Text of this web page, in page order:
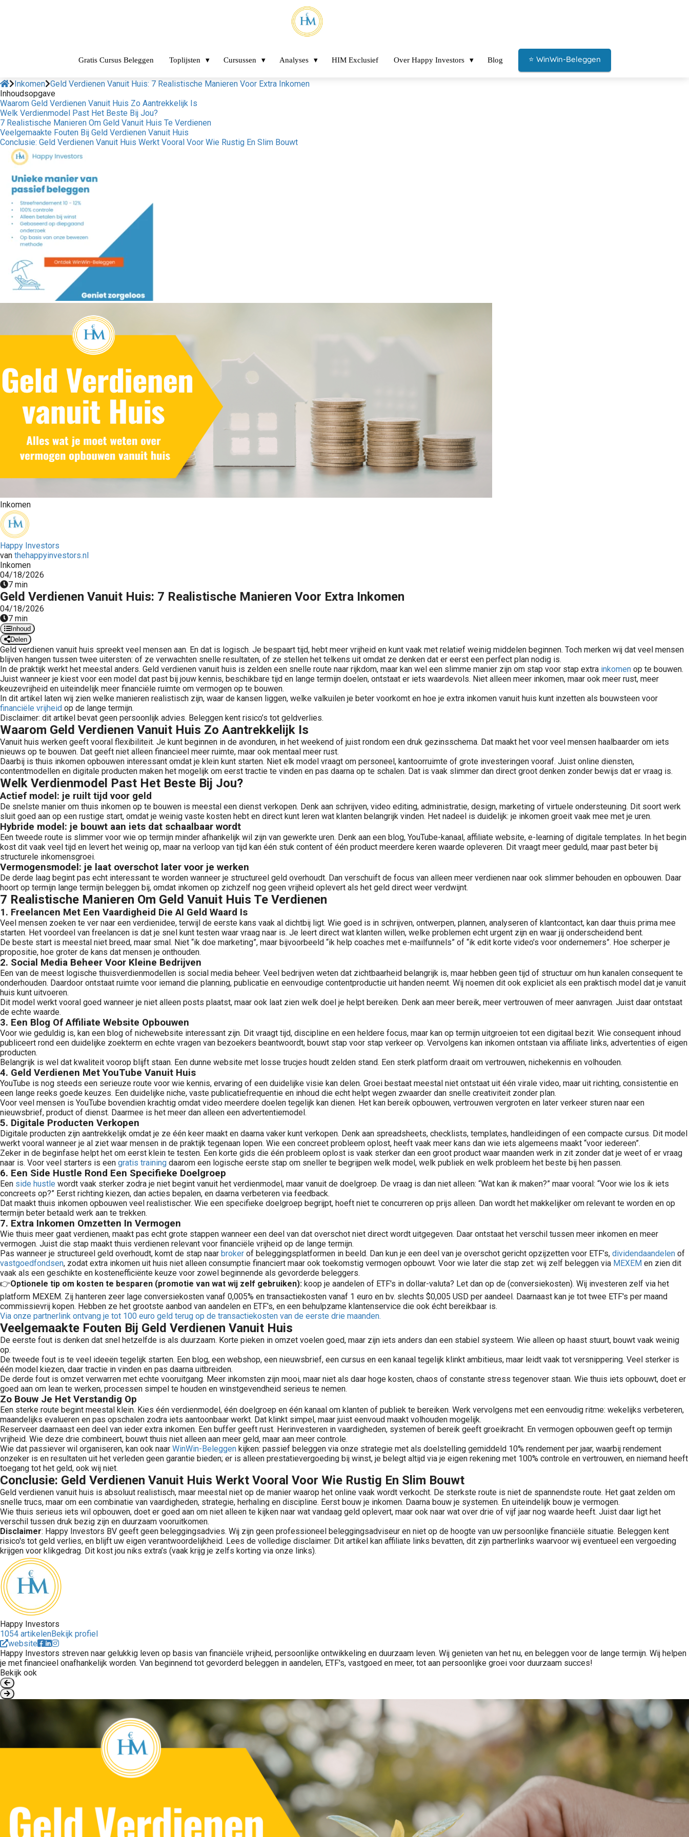
Gratis Cursus Beleggen Toplijsten Cursussen Analyses HIM Exclusief Over Happy Investors Blog ⭐ WinWin-Beleggen
Inkomen Geld Verdienen Vanuit Huis: 7 Realistische Manieren Voor Extra Inkomen
Inhoudsopgave
Waarom Geld Verdienen Vanuit Huis Zo Aantrekkelijk Is
Welk Verdienmodel Past Het Beste Bij Jou?
7 Realistische Manieren Om Geld Vanuit Huis Te Verdienen
Veelgemaakte Fouten Bij Geld Verdienen Vanuit Huis
Conclusie: Geld Verdienen Vanuit Huis Werkt Vooral Voor Wie Rustig En Slim Bouwt
Inkomen
Happy Investors
van thehappyinvestors.nl
Inkomen
04/18/2026
7 min
Geld Verdienen Vanuit Huis: 7 Realistische Manieren Voor Extra Inkomen
04/18/2026
7 min
Inhoud
Delen
Geld verdienen vanuit huis spreekt veel mensen aan. En dat is logisch. Je bespaart tijd, hebt meer vrijheid en kunt vaak met relatief weinig middelen beginnen. Toch merken wij dat veel mensen
blijven hangen tussen twee uitersten: of ze verwachten snelle resultaten, of ze stellen het telkens uit omdat ze denken dat er eerst een perfect plan nodig is.
In de praktijk werkt het meestal anders. Geld verdienen vanuit huis is zelden een snelle route naar rijkdom, maar kan wel een slimme manier zijn om stap voor stap extra inkomen op te bouwen.
Juist wanneer je kiest voor een model dat past bij jouw kennis, beschikbare tijd en lange termijn doelen, ontstaat er iets waardevols. Niet alleen meer inkomen, maar ook meer rust, meer
keuzevrijheid en uiteindelijk meer financiële ruimte om vermogen op te bouwen.
In dit artikel laten wij zien welke manieren realistisch zijn, waar de kansen liggen, welke valkuilen je beter voorkomt en hoe je extra inkomen vanuit huis kunt inzetten als bouwsteen voor
financiële vrijheid op de lange termijn.
Disclaimer: dit artikel bevat geen persoonlijk advies. Beleggen kent risico’s tot geldverlies.
Waarom Geld Verdienen Vanuit Huis Zo Aantrekkelijk Is
Vanuit huis werken geeft vooral flexibiliteit. Je kunt beginnen in de avonduren, in het weekend of juist rondom een druk gezinsschema. Dat maakt het voor veel mensen haalbaarder om iets
nieuws op te bouwen. Dat geeft niet alleen financieel meer ruimte, maar ook mentaal meer rust.
Daarbij is thuis inkomen opbouwen interessant omdat je klein kunt starten. Niet elk model vraagt om personeel, kantoorruimte of grote investeringen vooraf. Juist online diensten,
contentmodellen en digitale producten maken het mogelijk om eerst tractie te vinden en pas daarna op te schalen. Dat is vaak slimmer dan direct groot denken zonder bewijs dat er vraag is.
Welk Verdienmodel Past Het Beste Bij Jou?
Actief model: je ruilt tijd voor geld
De snelste manier om thuis inkomen op te bouwen is meestal een dienst verkopen. Denk aan schrijven, video editing, administratie, design, marketing of virtuele ondersteuning. Dit soort werk
sluit goed aan op een rustige start, omdat je weinig vaste kosten hebt en direct kunt leren wat klanten belangrijk vinden. Het nadeel is duidelijk: je inkomen groeit vaak mee met je uren.
Hybride model: je bouwt aan iets dat schaalbaar wordt
Een tweede route is slimmer voor wie op termijn minder afhankelijk wil zijn van gewerkte uren. Denk aan een blog, YouTube-kanaal, affiliate website, e-learning of digitale templates. In het begin
kost dit vaak veel tijd en levert het weinig op, maar na verloop van tijd kan één stuk content of één product meerdere keren waarde opleveren. Dit vraagt meer geduld, maar past beter bij
structurele inkomensgroei.
Vermogensmodel: je laat overschot later voor je werken
De derde laag begint pas echt interessant te worden wanneer je structureel geld overhoudt. Dan verschuift de focus van alleen meer verdienen naar ook slimmer behouden en opbouwen. Daar
hoort op termijn lange termijn beleggen bij, omdat inkomen op zichzelf nog geen vrijheid oplevert als het geld direct weer verdwijnt.
7 Realistische Manieren Om Geld Vanuit Huis Te Verdienen
1. Freelancen Met Een Vaardigheid Die Al Geld Waard Is
Veel mensen zoeken te ver naar een verdienidee, terwijl de eerste kans vaak al dichtbij ligt. Wie goed is in schrijven, ontwerpen, plannen, analyseren of klantcontact, kan daar thuis prima mee
starten. Het voordeel van freelancen is dat je snel kunt testen waar vraag naar is. Je leert direct wat klanten willen, welke problemen echt urgent zijn en waar jij onderscheidend bent.
De beste start is meestal niet breed, maar smal. Niet “ik doe marketing”, maar bijvoorbeeld “ik help coaches met e-mailfunnels” of “ik edit korte video’s voor ondernemers”. Hoe scherper je
propositie, hoe groter de kans dat mensen je onthouden.
2. Social Media Beheer Voor Kleine Bedrijven
Een van de meest logische thuisverdienmodellen is social media beheer. Veel bedrijven weten dat zichtbaarheid belangrijk is, maar hebben geen tijd of structuur om hun kanalen consequent te
onderhouden. Daardoor ontstaat ruimte voor iemand die planning, publicatie en eenvoudige contentproductie uit handen neemt. Wij noemen dit ook expliciet als een praktisch model dat je vanuit
huis kunt uitvoeren.
Dit model werkt vooral goed wanneer je niet alleen posts plaatst, maar ook laat zien welk doel je helpt bereiken. Denk aan meer bereik, meer vertrouwen of meer aanvragen. Juist daar ontstaat
de echte waarde.
3. Een Blog Of Affiliate Website Opbouwen
Voor wie geduldig is, kan een blog of nichewebsite interessant zijn. Dit vraagt tijd, discipline en een heldere focus, maar kan op termijn uitgroeien tot een digitaal bezit. Wie consequent inhoud
publiceert rond een duidelijke zoekterm en echte vragen van bezoekers beantwoordt, bouwt stap voor stap verkeer op. Vervolgens kan inkomen ontstaan via affiliate links, advertenties of eigen
producten.
Belangrijk is wel dat kwaliteit voorop blijft staan. Een dunne website met losse trucjes houdt zelden stand. Een sterk platform draait om vertrouwen, nichekennis en volhouden.
4. Geld Verdienen Met YouTube Vanuit Huis
YouTube is nog steeds een serieuze route voor wie kennis, ervaring of een duidelijke visie kan delen. Groei bestaat meestal niet ontstaat uit één virale video, maar uit richting, consistentie en
een lange reeks goede keuzes. Een duidelijke niche, vaste publicatiefrequentie en inhoud die echt helpt wegen zwaarder dan snelle creativiteit zonder plan.
Voor veel mensen is YouTube bovendien krachtig omdat video meerdere doelen tegelijk kan dienen. Het kan bereik opbouwen, vertrouwen vergroten en later verkeer sturen naar een
nieuwsbrief, product of dienst. Daarmee is het meer dan alleen een advertentiemodel.
5. Digitale Producten Verkopen
Digitale producten zijn aantrekkelijk omdat je ze één keer maakt en daarna vaker kunt verkopen. Denk aan spreadsheets, checklists, templates, handleidingen of een compacte cursus. Dit model
werkt vooral wanneer je al ziet waar mensen in de praktijk tegenaan lopen. Wie een concreet probleem oplost, heeft vaak meer kans dan wie iets algemeens maakt “voor iedereen”.
Zeker in de beginfase helpt het om eerst klein te testen. Een korte gids die één probleem oplost is vaak sterker dan een groot product waar maanden werk in zit zonder dat je weet of er vraag
naar is. Voor veel starters is een gratis training daarom een logische eerste stap om sneller te begrijpen welk model, welk publiek en welk probleem het beste bij hen passen.
6. Een Side Hustle Rond Een Specifieke Doelgroep
Een side hustle wordt vaak sterker zodra je niet begint vanuit het verdienmodel, maar vanuit de doelgroep. De vraag is dan niet alleen: “Wat kan ik maken?” maar vooral: “Voor wie los ik iets
concreets op?” Eerst richting kiezen, dan acties bepalen, en daarna verbeteren via feedback.
Dat maakt thuis inkomen opbouwen veel realistischer. Wie een specifieke doelgroep begrijpt, hoeft niet te concurreren op prijs alleen. Dan wordt het makkelijker om relevant te worden en op
termijn beter betaald werk aan te trekken.
7. Extra Inkomen Omzetten In Vermogen
Wie thuis meer gaat verdienen, maakt pas echt grote stappen wanneer een deel van dat overschot niet direct wordt uitgegeven. Daar ontstaat het verschil tussen meer inkomen en meer
vermogen. Juist die stap maakt thuis verdienen relevant voor financiële vrijheid op de lange termijn.
Pas wanneer je structureel geld overhoudt, komt de stap naar broker of beleggingsplatformen in beeld. Dan kun je een deel van je overschot gericht opzijzetten voor ETF’s, dividendaandelen of
vastgoedfondsen, zodat extra inkomen uit huis niet alleen consumptie financiert maar ook toekomstig vermogen opbouwt. Voor wie later die stap zet: wij zelf beleggen via MEXEM en zien dit
vaak als een geschikte en kostenefficiënte keuze voor zowel beginnende als gevorderde beleggers.
👉Optionele tip om kosten te besparen (promotie van wat wij zelf gebruiken): koop je aandelen of ETF's in dollar-valuta? Let dan op de (conversiekosten). Wij investeren zelf via het
platform MEXEM. Zij hanteren zeer lage conversiekosten vanaf 0,005% en transactiekosten vanaf 1 euro en bv. slechts $0,005 USD per aandeel. Daarnaast kan je tot twee ETF's per maand
commissievrij kopen. Hebben ze het grootste aanbod van aandelen en ETF's, en een behulpzame klantenservice die ook écht bereikbaar is.
Via onze partnerlink ontvang je tot 100 euro geld terug op de transactiekosten van de eerste drie maanden.
Veelgemaakte Fouten Bij Geld Verdienen Vanuit Huis
De eerste fout is denken dat snel hetzelfde is als duurzaam. Korte pieken in omzet voelen goed, maar zijn iets anders dan een stabiel systeem. Wie alleen op haast stuurt, bouwt vaak weinig
op.
De tweede fout is te veel ideeën tegelijk starten. Een blog, een webshop, een nieuwsbrief, een cursus en een kanaal tegelijk klinkt ambitieus, maar leidt vaak tot versnippering. Veel sterker is
één model kiezen, daar tractie in vinden en pas daarna uitbreiden.
De derde fout is omzet verwarren met echte vooruitgang. Meer inkomsten zijn mooi, maar niet als daar hoge kosten, chaos of constante stress tegenover staan. Wie thuis iets opbouwt, doet er
goed aan om lean te werken, processen simpel te houden en winstgevendheid serieus te nemen.
Zo Bouw Je Het Verstandig Op
Een sterke route begint meestal klein. Kies één verdienmodel, één doelgroep en één kanaal om klanten of publiek te bereiken. Werk vervolgens met een eenvoudig ritme: wekelijks verbeteren,
maandelijks evalueren en pas opschalen zodra iets aantoonbaar werkt. Dat klinkt simpel, maar juist eenvoud maakt volhouden mogelijk.
Reserveer daarnaast een deel van ieder extra inkomen. Een buffer geeft rust. Herinvesteren in vaardigheden, systemen of bereik geeft groeikracht. En vermogen opbouwen geeft op termijn
vrijheid. Wie deze drie combineert, bouwt thuis niet alleen aan meer geld, maar aan meer controle.
Wie dat passiever wil organiseren, kan ook naar WinWin-Beleggen kijken: passief beleggen via onze strategie met als doelstelling gemiddeld 10% rendement per jaar, waarbij rendement
onzeker is en resultaten uit het verleden geen garantie bieden; er is alleen prestatievergoeding bij winst, je belegt altijd via je eigen rekening met 100% controle en vertrouwen, en niemand heeft
toegang tot het geld, ook wij niet.
Conclusie: Geld Verdienen Vanuit Huis Werkt Vooral Voor Wie Rustig En Slim Bouwt
Geld verdienen vanuit huis is absoluut realistisch, maar meestal niet op de manier waarop het online vaak wordt verkocht. De sterkste route is niet de spannendste route. Het gaat zelden om
snelle trucs, maar om een combinatie van vaardigheden, strategie, herhaling en discipline. Eerst bouw je inkomen. Daarna bouw je systemen. En uiteindelijk bouw je vermogen.
Wie thuis serieus iets wil opbouwen, doet er goed aan om niet alleen te kijken naar wat vandaag geld oplevert, maar ook naar wat over drie of vijf jaar nog waarde heeft. Juist daar ligt het
verschil tussen druk bezig zijn en duurzaam vooruitkomen.
Disclaimer: Happy Investors BV geeft geen beleggingsadvies. Wij zijn geen professioneel beleggingsadviseur en niet op de hoogte van uw persoonlijke financiële situatie. Beleggen kent
risico's tot geld verlies, en blijft uw eigen verantwoordelijkheid. Lees de volledige disclaimer. Dit artikel kan affiliate links bevatten, dit zijn partnerlinks waarvoor wij eventueel een vergoeding
krijgen voor klikgedrag. Dit kost jou niks extra’s (vaak krijg je zelfs korting via onze links).
Happy Investors
1054 artikelenBekijk profiel
website
Happy Investors streven naar gelukkig leven op basis van financiële vrijheid, persoonlijke ontwikkeling en duurzaam leven. Wij genieten van het nu, en beleggen voor de lange termijn. Wij helpen
je met financieel onafhankelijk worden. Van beginnend tot gevorderd beleggen in aandelen, ETF's, vastgoed en meer, tot aan persoonlijke groei voor duurzaam succes!
Bekijk ook